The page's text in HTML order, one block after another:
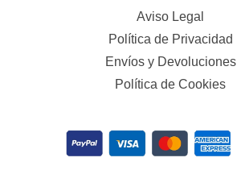
Aviso Legal
Política de Privacidad
Envíos y Devoluciones
Política de Cookies